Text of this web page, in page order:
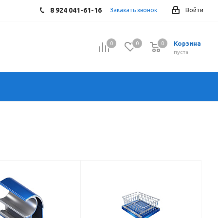
Войти
8 924 041-61-16 Заказать звонок
0 0 Корзина
0
пуста
0